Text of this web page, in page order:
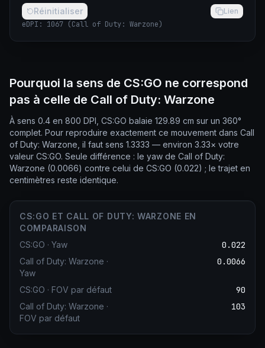
Réinitialiser Lien
eDPI : 1067 (Call of Duty: Warzone)
Pourquoi la sens de CS:GO ne correspond
pas à celle de Call of Duty: Warzone
À sens 0.4 en 800 DPI, CS:GO balaie 129.89 cm sur un 360°
complet. Pour reproduire exactement ce mouvement dans Call
of Duty: Warzone, il faut sens 1.3333 — environ 3.33× votre
valeur CS:GO. Seule différence : le yaw de Call of Duty:
Warzone (0.0066) contre celui de CS:GO (0.022) ; le trajet en
centimètres reste identique.
CS:GO ET CALL OF DUTY: WARZONE EN
COMPARAISON
CS:GO · Yaw 0.022
Call of Duty: Warzone ·
Yaw
0.0066
CS:GO · FOV par défaut 90
Call of Duty: Warzone ·
FOV par défaut
103